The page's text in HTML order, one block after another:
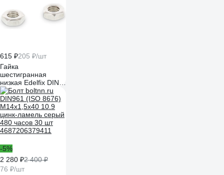
615 ₽205 ₽/шт
Гайка
шестигранная
низкая Edelfix DIN
936 М14 А2-035,
нержавеющая, 3 шт
936214 3
-5%
2 280 ₽2 400 ₽
76 ₽/шт